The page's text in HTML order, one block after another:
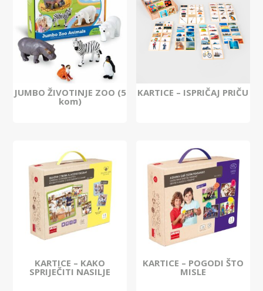
JUMBO ŽIVOTINJE ZOO (5
kom)
KARTICE – ISPRIČAJ PRIČU
KARTICE – KAKO
SPRIJEČITI NASILJE
KARTICE – POGODI ŠTO
MISLE